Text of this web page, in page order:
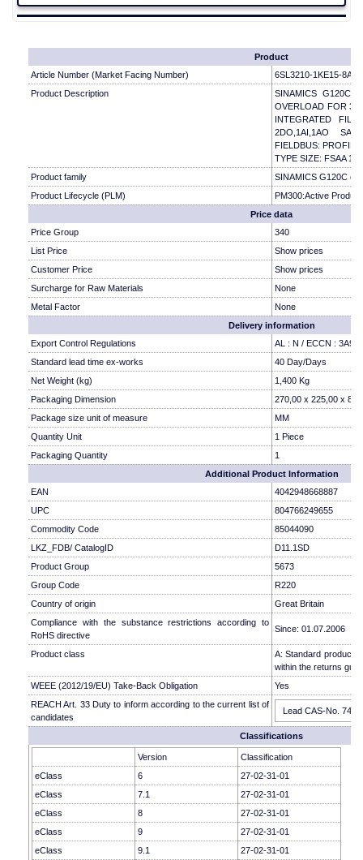
Product
Article Number (Market Facing Number)
6SL3210-1KE15-8AF2
Product Description
SINAMICS G120C
OVERLOAD FOR 3
INTEGRATED
2DO,1AI,1AO
FIELDBUS:
TYPE SIZE: FSAA
Product family
SINAMICS G120C
Product Lifecycle (PLM)
PM300:Active Product
Price data
Price Group
340
List Price
Show prices
Customer Price
Show prices
Surcharge for Raw Materials
None
Metal Factor
None
Delivery information
Export Control Regulations
AL : N / ECCN :
Standard lead time ex-works
40 Day/Days
Net Weight (kg)
1,400 Kg
Packaging Dimension
270,00 x 225,00 x
Package size unit of measure
MM
Quantity Unit
1 Piece
Packaging Quantity
1
Additional Product Information
EAN
4042948668887
UPC
804766249655
Commodity Code
85044090
LKZ_FDB/ CatalogID
D11.1SD
Product Group
5673
Group Code
R220
Country of origin
Great Britain
Compliance with the substance restrictions according to
RoHS directive
Since: 01.07.2006
Product class
A: Standard product
within the returns
WEEE (2012/19/EU) Take-Back Obligation
Yes
REACH Art. 33 Duty to inform according to the current list of
candidates
Lead CAS-No.
Classifications
Version
Classification
eClass
6
27-02-31-01
eClass
7.1
27-02-31-01
eClass
8
27-02-31-01
eClass
9
27-02-31-01
eClass
9.1
27-02-31-01